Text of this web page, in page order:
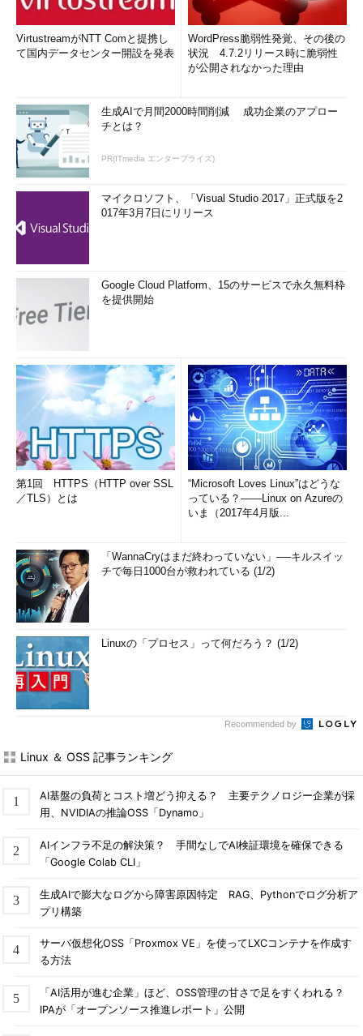
VirtustreamがNTT Comと提携し
て国内データセンター開設を発表
WordPress脆弱性発覚、その後の
状況 4.7.2リリース時に脆弱性
が公開されなかった理由
生成AIで月間2000時間削減 成功企業のアプロー
チとは？
PR(ITmedia エンタープライズ)
マイクロソフト、「Visual Studio 2017」正式版を2
017年3月7日にリリース
Google Cloud Platform、15のサービスで永久無料枠
を提供開始
第1回 HTTPS（HTTP over SSL
／TLS）とは
“Microsoft Loves Linux”はどうな
っている？――Linux on Azureの
いま（2017年4月版...
「WannaCryはまだ終わっていない」──キルスイッ
チで毎日1000台が救われている (1/2)
Linuxの「プロセス」って何だろう？ (1/2)
Recommended by
Linux ＆ OSS 記事ランキング
AI基盤の負荷とコスト増どう抑える？ 主要テクノロジー企業が採
用、NVIDIAの推論OSS「Dynamo」
AIインフラ不足の解決策？ 手間なしでAI検証環境を確保できる
「Google Colab CLI」
生成AIで膨大なログから障害原因特定 RAG、Pythonでログ分析ア
プリ構築
サーバ仮想化OSS「Proxmox VE」を使ってLXCコンテナを作成す
る方法
「AI活用が進む企業」ほど、OSS管理の甘さで足をすくわれる？
IPAが「オープンソース推進レポート」公開